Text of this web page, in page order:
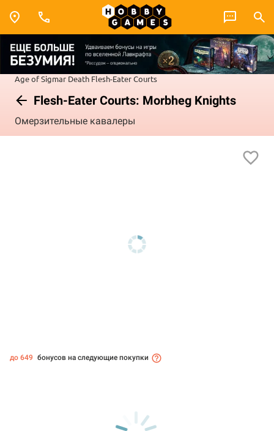
Age of Sigmar Death Flesh-Eater Courts
Flesh-Eater Courts: Morbheg Knights
Омерзительные кавалеры
до 649 бонусов на следующие покупки